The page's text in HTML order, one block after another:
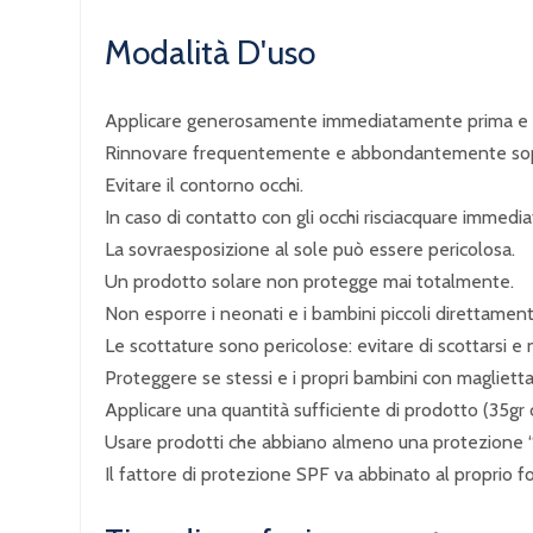
Modalità D'uso
Applicare generosamente immediatamente prima
Rinnovare frequentemente e abbondantemente
Evitare il contorno occhi.
In caso di contatto con gli occhi risciacquare
La sovraesposizione al sole può essere pericolosa.
Un prodotto solare non protegge mai totalmente.
Non esporre i neonati e i bambini piccoli
Le scottature sono pericolose: evitare di scottarsi e
Proteggere se stessi e i propri bambini con
Applicare una quantità sufficiente di prodotto
Usare prodotti che abbiano almeno una protezione
Il fattore di protezione SPF va abbinato al proprio